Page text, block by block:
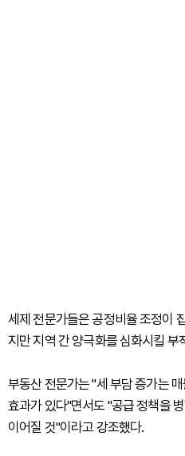
세제 전문가들은 공정비율 조정이
지만 지역 간 양극화를 심화시킬
부동산 전문가는 "세 부담 증가는
효과가 있다"면서도 "공급 정책을
이어질 것"이라고 강조했다.